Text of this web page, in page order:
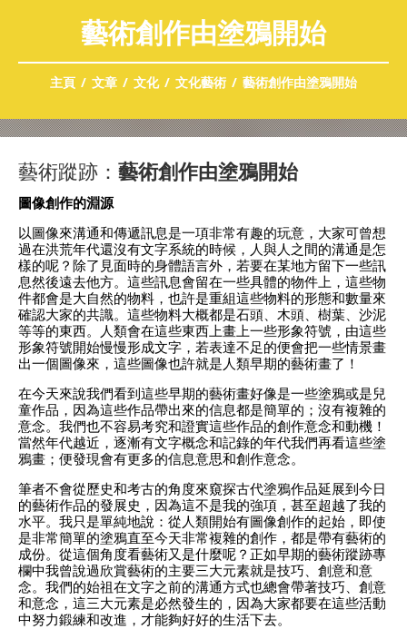
藝術創作由塗鴉開始
主頁 文章 文化 文化藝術 藝術創作由塗鴉開始
藝術蹤跡： 藝術創作由塗鴉開始
圖像創作的淵源
以圖像來溝通和傳遞訊息是一項非常有趣的玩意，大家可曾想
過在洪荒年代還沒有文字系統的時候，人與人之間的溝通是怎
樣的呢？除了見面時的身體語言外，若要在某地方留下一些訊
息然後遠去他方。這些訊息會留在一些具體的物件上，這些物
件都會是大自然的物料，也許是重組這些物料的形態和數量來
確認大家的共識。這些物料大概都是石頭、木頭、樹葉、沙泥
等等的東西。人類會在這些東西上畫上一些形象符號，由這些
形象符號開始慢慢形成文字，若表達不足的便會把一些情景畫
出一個圖像來，這些圖像也許就是人類早期的藝術畫了！
在今天來說我們看到這些早期的藝術畫好像是一些塗鴉或是兒
童作品，因為這些作品帶出來的信息都是簡單的；沒有複雜的
意念。我們也不容易考究和證實這些作品的創作意念和動機！
當然年代越近，逐漸有文字概念和記錄的年代我們再看這些塗
鴉畫；便發現會有更多的信息意思和創作意念。
筆者不會從歷史和考古的角度來窺探古代塗鴉作品延展到今日
的藝術作品的發展史，因為這不是我的強項，甚至超越了我的
水平。我只是單純地說：從人類開始有圖像創作的起始，即使
是非常簡單的塗鴉直至今天非常複雜的創作，都是帶有藝術的
成份。從這個角度看藝術又是什麼呢？正如早期的藝術蹤跡專
欄中我曾說過欣賞藝術的主要三大元素就是技巧、創意和意
念。我們的始祖在文字之前的溝通方式也總會帶著技巧、創意
和意念，這三大元素是必然發生的，因為大家都要在這些活動
中努力鍛練和改進，才能夠好好的生活下去。